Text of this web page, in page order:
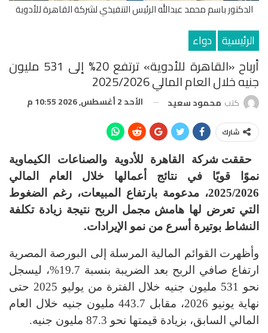
الدكتور باسم محمد عبدالله الرئيس التنفيذي لشركة القاهرة للأدوية
الرئيسية دواء
أرباح «القاهرة للأدوية» ترتفع 20% إلى 531 مليون
جنيه خلال العام المالي 2025/2026
كتب محمود سعيد الأحد 2 أغسطس, 2026 10:55 م
شارك
حققت شركة القاهرة للأدوية والصناعات الكيماوية
نموًا قويًا في نتائج أعمالها خلال العام المالي
2025/2026، مدعومة بارتفاع المبيعات، رغم الضغوط
التي تعرض لها هامش مجمل الربح نتيجة زيادة تكلفة
النشاط بوتيرة أسرع من نمو الإيرادات.
وأظهرت القوائم المالية المرسلة إلى البورصة المصرية
ارتفاع صافي الربح بعد الضريبة بنسبة 19.7%، ليسجل
نحو 531 مليون جنيه خلال الفترة من يوليو 2025 حتى
نهاية يونيو 2026، مقابل 443.7 مليون جنيه خلال العام
المالي السابق، بزيادة قيمتها نحو 87.3 مليون جنيه
.